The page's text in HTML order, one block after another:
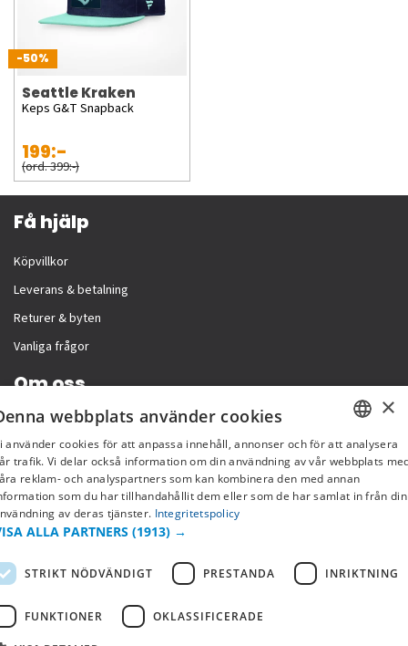
-50%
Seattle Kraken
Keps G&T Snapback
199:-
(ord. 399:-)
Få hjälp
Köpvillkor
Leverans & betalning
Returer & byten
Vanliga frågor
Om oss
Företagsinformation
SWEDISH
FI
×
webbplats använder cookies
använder cookies för att anpassa innehåll, annonser och för att analysera
trafik. Vi delar också information om din användning av vår webbplats
reklam- och analyspartners som kan kombinera den med annan
som du har tillhandahållit dem eller som de har samlat in från din
av deras tjänster. Integritetspolicy
ALLA PARTNERS (1913) →
STRIKT NÖDVÄNDIGT PRESTANDA INRIKTNING
FUNKTIONER OKLASSIFICERADE